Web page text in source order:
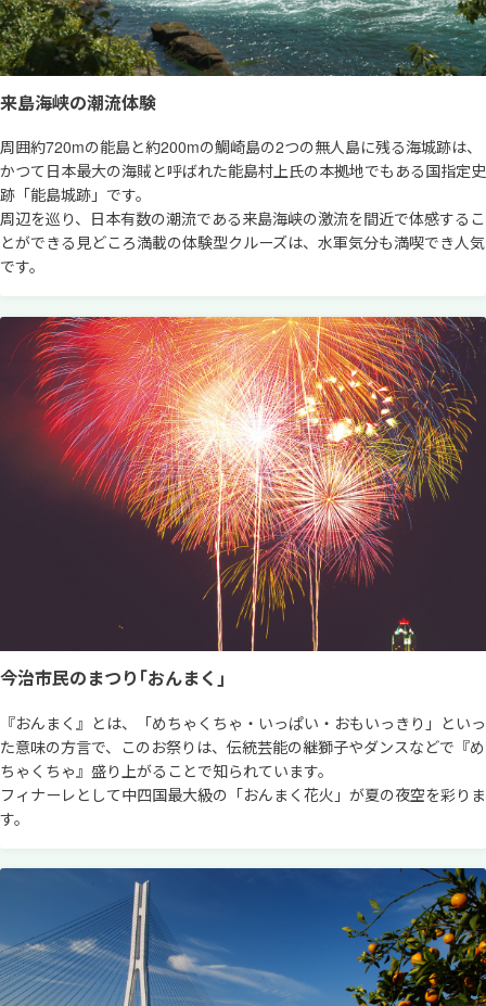
来島海峡の潮流体験
周囲約720mの能島と約200mの鯛崎島の2つの無人島に残る海城跡は、
かつて日本最大の海賊と呼ばれた能島村上氏の本拠地でもある国指定史
跡「能島城跡」です。
周辺を巡り、日本有数の潮流である来島海峡の激流を間近で体感するこ
とができる見どころ満載の体験型クルーズは、水軍気分も満喫でき人気
です。
今治市民のまつり｢おんまく｣
『おんまく』とは、「めちゃくちゃ・いっぱい・おもいっきり」といっ
た意味の方言で、このお祭りは、伝統芸能の継獅子やダンスなどで『め
ちゃくちゃ』盛り上がることで知られています。
フィナーレとして中四国最大級の「おんまく花火」が夏の夜空を彩りま
す。